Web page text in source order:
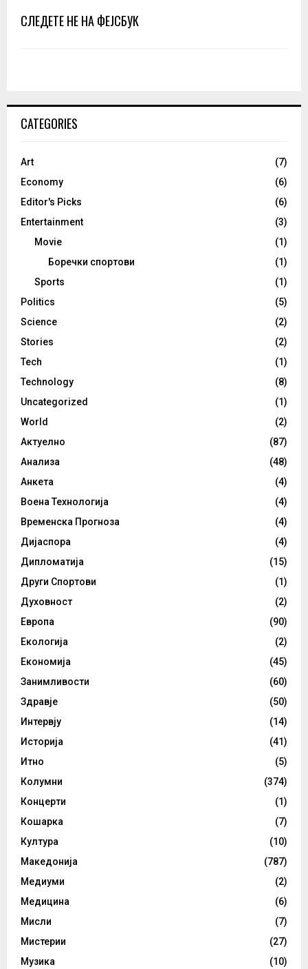
СЛЕДЕТЕ НЕ НА ФЕЈСБУК
CATEGORIES
Art
(7)
Economy
(6)
Editor's Picks
(6)
Entertainment
(3)
Movie
(1)
Боречки спортови
(1)
Sports
(1)
Politics
(5)
Science
(2)
Stories
(2)
Tech
(1)
Technology
(8)
Uncategorized
(1)
World
(2)
Актуелно
(87)
Анализа
(48)
Анкета
(4)
Воена Технологија
(4)
Временска Прогноза
(4)
Дијаспора
(4)
Дипломатија
(15)
Други Спортови
(1)
Духовност
(2)
Европа
(90)
Екологија
(2)
Економија
(45)
Занимливости
(60)
Здравје
(50)
Интервју
(14)
Историја
(41)
Итно
(5)
Колумни
(374)
Концерти
(1)
Кошарка
(7)
Култура
(10)
Македонија
(787)
Медиуми
(2)
Медицина
(6)
Мисли
(7)
Мистерии
(27)
Музика
(10)